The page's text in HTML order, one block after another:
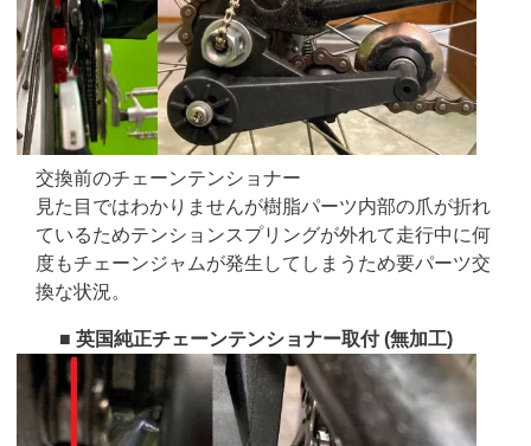
交換前のチェーンテンショナー
見た目ではわかりませんが樹脂パーツ内部の爪が折れ
ているためテンションスプリングが外れて走行中に何
度もチェーンジャムが発生してしまうため要パーツ交
換な状況。
■ 英国純正チェーンテンショナー取付 (無加工)